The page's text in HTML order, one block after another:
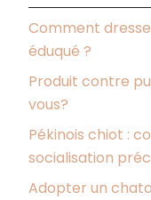
Comment
éduqué ?
Produit contre
vous?
Pékinois chiot :
socialisation
Adopter un